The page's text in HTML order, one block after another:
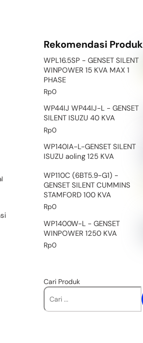
Rekomendasi Produk
WPL16.5SP - GENSET SILENT
WINPOWER 15 KVA MAX 1
PHASE
Rp0
WP44IJ WP44IJ-L - GENSET
SILENT ISUZU 40 KVA
Rp0
WP140IA-L-GENSET SILENT
ISUZU aoling 125 KVA
WP110C (6BT5.9-G1) -
GENSET SILENT CUMMINS
STAMFORD 100 KVA
Rp0
WP1400W-L - GENSET
WINPOWER 1250 KVA
Rp0
Cari Produk